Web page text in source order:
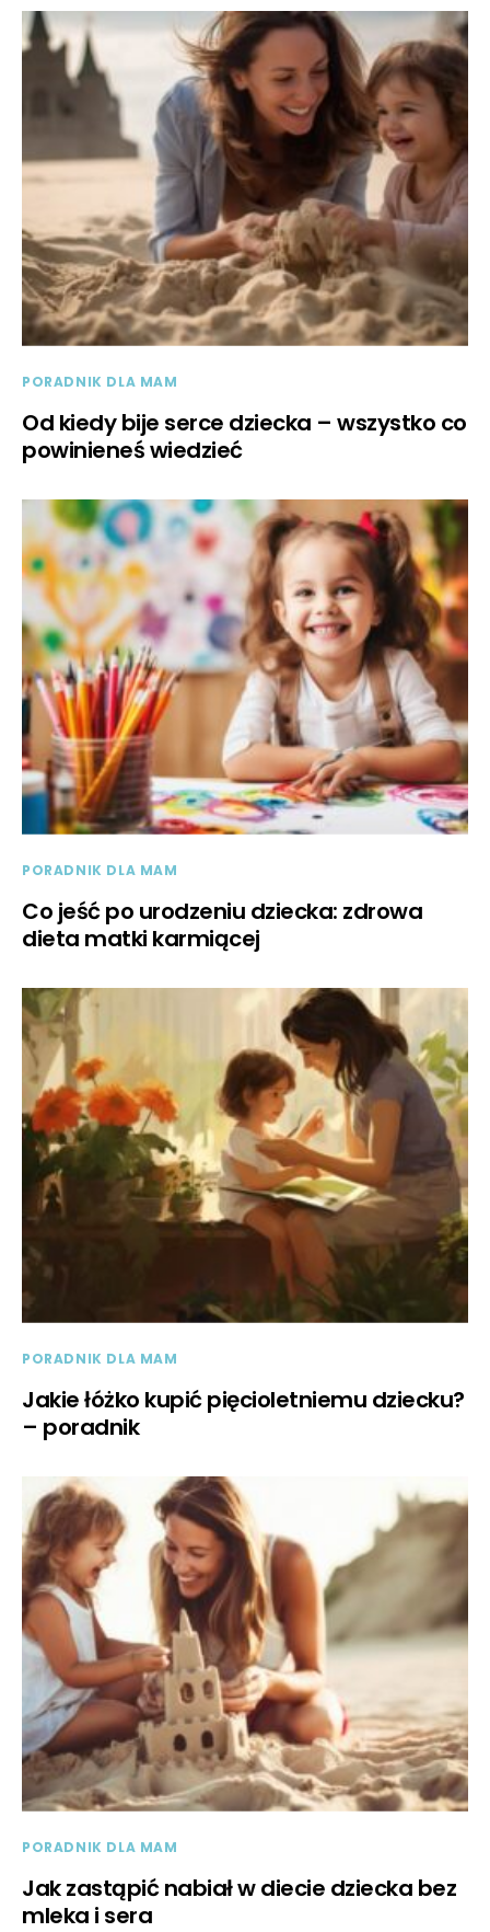
PORADNIK DLA MAM
Od kiedy bije serce dziecka – wszystko co
powinieneś wiedzieć
PORADNIK DLA MAM
Co jeść po urodzeniu dziecka: zdrowa
dieta matki karmiącej
PORADNIK DLA MAM
Jakie łóżko kupić pięcioletniemu dziecku?
– poradnik
PORADNIK DLA MAM
Jak zastąpić nabiał w diecie dziecka bez
mleka i sera